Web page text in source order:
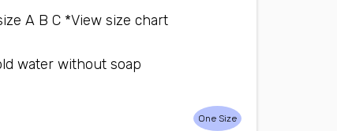
A B C *View size chart*
water without soap*
One Size